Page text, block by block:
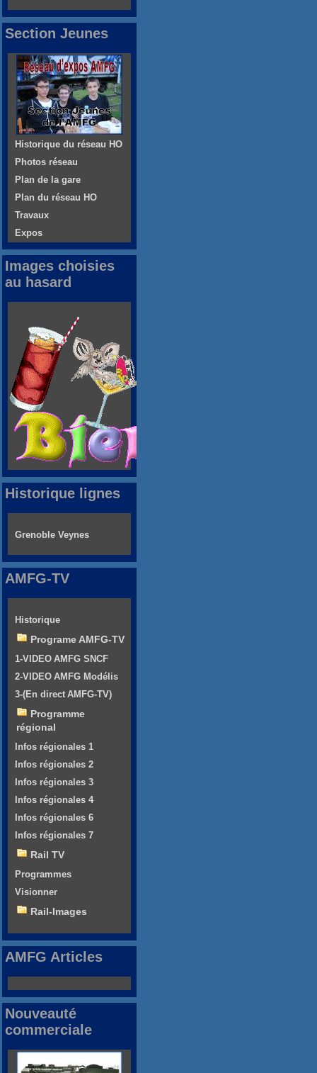
Section Jeunes
Historique du réseau HO
Photos réseau
Plan de la gare
Plan du réseau HO
Travaux
Expos
Images choisies
au hasard
Historique lignes
Grenoble Veynes
AMFG-TV
Historique
Programe AMFG-TV
1-VIDEO AMFG SNCF
2-VIDEO AMFG Modélis
3-(En direct AMFG-TV)
Programme
régional
Infos régionales 1
Infos régionales 2
Infos régionales 3
Infos régionales 4
Infos régionales 6
Infos régionales 7
Rail TV
Programmes
Visionner
Rail-Images
AMFG Articles
Nouveauté
commerciale